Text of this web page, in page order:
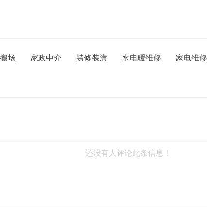
场 家政中介 装修装潢 水电暖维修 家电维修
还没有人评论此条信息！